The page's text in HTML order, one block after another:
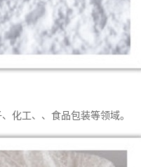
化工、、食品包装等领域。